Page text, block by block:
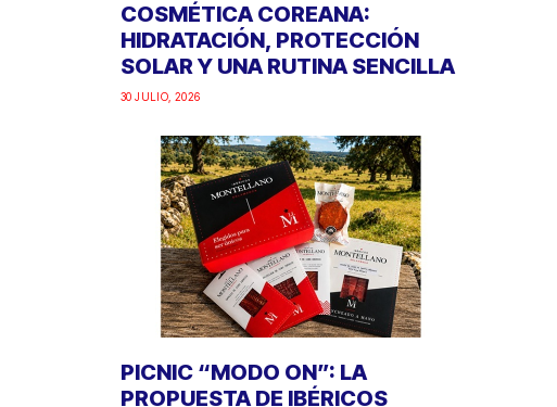
COSMÉTICA COREANA:
HIDRATACIÓN, PROTECCIÓN
SOLAR Y UNA RUTINA SENCILLA
30 JULIO, 2026
PICNIC “MODO ON”: LA
PROPUESTA DE IBÉRICOS